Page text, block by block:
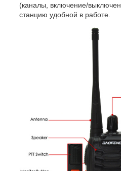
(каналы, включение/
станцию удобной в работе.